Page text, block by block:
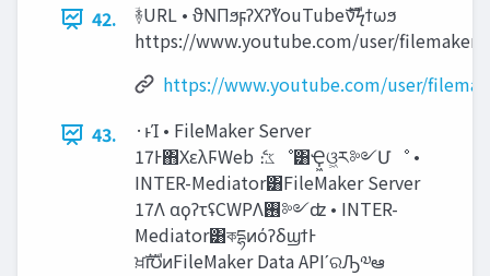
42.
ؔ࿈URL • ϑΝΠϧϝʔΧʔࣾYouTubeެࣜνϟϯωϧ
https://www.youtube.com/user/
https://www.youtube.com/user/
43.
·ͱΊ • FileMaker Server
17Ͱ΋ΧελϜWeb ެ։‫ػ‬ೳ͸Ҿ͖ଓ͖ར༻Մೳ •
INTER-Mediator͸FileMaker Server
17Λ αϙʔτʢCWPΛ࢖༻ʣ • INTER-
Mediator͸কདྷͷόʔδϣϯͰ
ਖ਼ࣜ൛ͷFileMaker Data APIʹରԠ༧ఆ